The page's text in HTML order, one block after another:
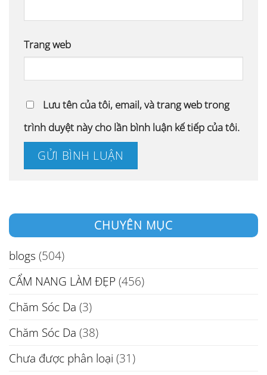
Trang web
Lưu tên của tôi, email, và trang web trong
trình duyệt này cho lần bình luận kế tiếp của tôi.
CHUYÊN MỤC
blogs (504)
CẨM NANG LÀM ĐẸP (456)
Chăm Sóc Da (3)
Chăm Sóc Da (38)
Chưa được phân loại (31)